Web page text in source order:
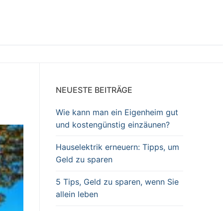
NEUESTE BEITRÄGE
Wie kann man ein Eigenheim gut
und kostengünstig einzäunen?
Hauselektrik erneuern: Tipps, um
Geld zu sparen
5 Tips, Geld zu sparen, wenn Sie
allein leben